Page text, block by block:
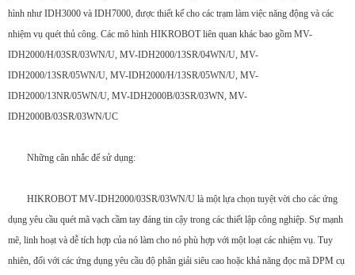
hình như IDH3000 và IDH7000, được thiết kế cho các trạm làm việc năng động và các
nhiệm vụ quét thủ công. Các mô hình HIKROBOT liên quan khác bao gồm MV-
IDH2000/H/03SR/03WN/U, MV-IDH2000/13SR/04WN/U, MV-
IDH2000/13SR/05WN/U, MV-IDH2000/H/13SR/05WN/U, MV-
IDH2000/13NR/05WN/U, MV-IDH2000B/03SR/03WN, MV-
IDH2000B/03SR/03WN/UC
Những cân nhắc để sử dụng:
HIKROBOT MV-IDH2000/03SR/03WN/U là một lựa chọn tuyệt vời cho các ứng
dụng yêu cầu quét mã vạch cầm tay đáng tin cậy trong các thiết lập công nghiệp. Sự mạnh
mẽ, linh hoạt và dễ tích hợp của nó làm cho nó phù hợp với một loạt các nhiệm vụ. Tuy
nhiên, đối với các ứng dụng yêu cầu độ phân giải siêu cao hoặc khả năng đọc mã DPM cụ